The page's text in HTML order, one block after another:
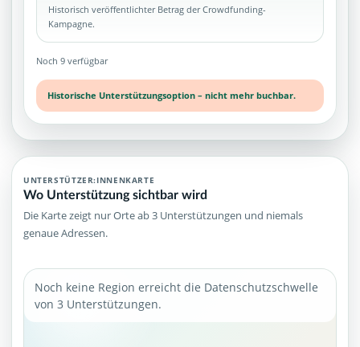
Historisch veröffentlichter Betrag der Crowdfunding-
Kampagne.
Noch 9 verfügbar
Historische Unterstützungsoption – nicht mehr buchbar.
UNTERSTÜTZER:INNENKARTE
Wo Unterstützung sichtbar wird
Die Karte zeigt nur Orte ab 3 Unterstützungen und niemals
genaue Adressen.
Noch keine Region erreicht die Datenschutzschwelle
von 3 Unterstützungen.